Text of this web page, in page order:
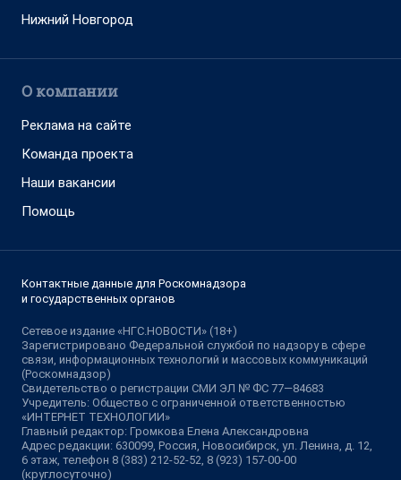
Нижний Новгород
О компании
Реклама на сайте
Команда проекта
Наши вакансии
Помощь
Контактные данные для Роскомнадзора
и государственных органов
Сетевое издание «НГС.НОВОСТИ» (18+)
Зарегистрировано Федеральной службой по надзору в сфере
связи, информационных технологий и массовых коммуникаций
(Роскомнадзор)
Свидетельство о регистрации СМИ ЭЛ № ФС 77—84683
Учредитель: Общество с ограниченной ответственностью
«ИНТЕРНЕТ ТЕХНОЛОГИИ»
Главный редактор: Громкова Елена Александровна
Адрес редакции: 630099, Россия, Новосибирск, ул. Ленина, д. 12,
6 этаж, телефон 8 (383) 212-52-52, 8 (923) 157-00-00
(круглосуточно)